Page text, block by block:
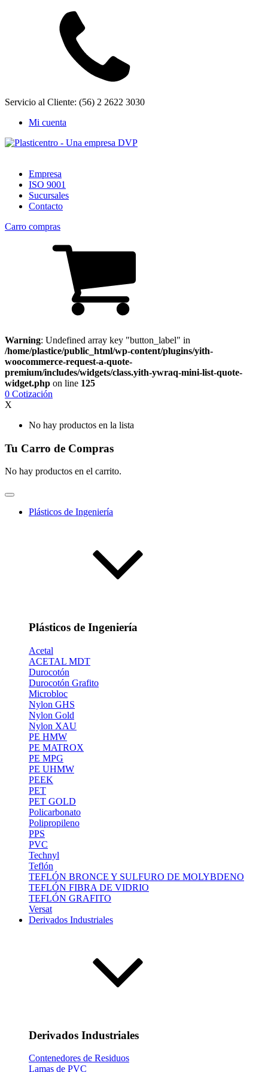
Servicio al Cliente: (56) 2 2622 3030
Mi cuenta
Empresa
ISO 9001
Sucursales
Contacto
Carro compras
Warning: Undefined array key "button_label" in
/home/plastice/public_html/wp-content/plugins/yith-
woocommerce-request-a-quote-
premium/includes/widgets/class.yith-ywraq-mini-list-quote-
widget.php on line 125
0 Cotización
X
No hay productos en la lista
Tu Carro de Compras
No hay productos en el carrito.
Plásticos de Ingeniería
Plásticos de Ingeniería
Acetal
ACETAL MDT
Durocotón
Durocotón Grafito
Microbloc
Nylon GHS
Nylon Gold
Nylon XAU
PE HMW
PE MATROX
PE MPG
PE UHMW
PEEK
PET
PET GOLD
Policarbonato
Polipropileno
PPS
PVC
Technyl
Teflón
TEFLÓN BRONCE Y SULFURO DE MOLYBDENO
TEFLÓN FIBRA DE VIDRIO
TEFLÓN GRAFITO
Versat
Derivados Industriales
Derivados Industriales
Contenedores de Residuos
Lamas de PVC